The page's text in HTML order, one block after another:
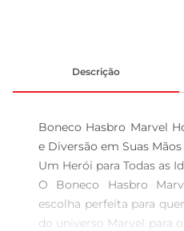
Descrição
Boneco Hasbro Marvel
e Diversão em Suas Mãos
Um Herói para Todas as
O Boneco Hasbro
escolha perfeita para
do universo Marvel para